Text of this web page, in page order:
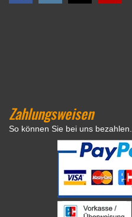
Zahlungsweisen
So können Sie bei uns bezahlen.